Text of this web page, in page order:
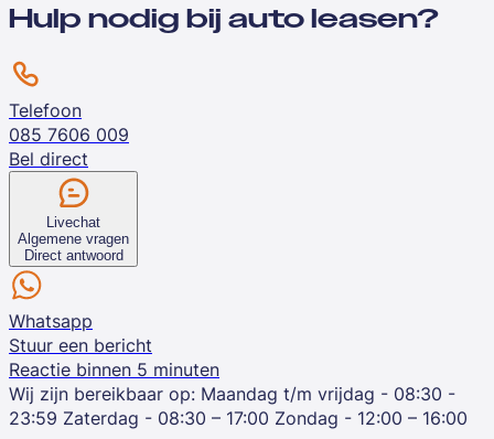
Hulp nodig bij auto leasen?
Telefoon
085 7606 009
Bel direct
Livechat
Algemene vragen
Direct antwoord
Whatsapp
Stuur een bericht
Reactie binnen 5 minuten
Wij zijn bereikbaar op: Maandag t/m vrijdag - 08:30 -
23:59 Zaterdag - 08:30 – 17:00 Zondag - 12:00 – 16:00